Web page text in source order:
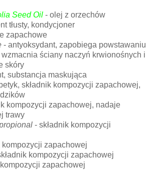
Seed Oil - olej z orzechów
tłusty, kondycjoner
zapachowe
- antyoksydant, zapobiega powstawaniu
ściany naczyń krwionośnych i
skóry
substancja maskująca
składnik kompozycji zapachowej,
kompozycji zapachowej, nadaje
trawy
- składnik kompozycji
kompozycji zapachowej
kompozycji zapachowej
zapachowej